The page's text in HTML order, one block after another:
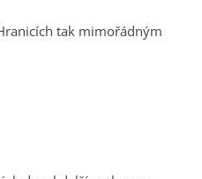
tak mimořádným